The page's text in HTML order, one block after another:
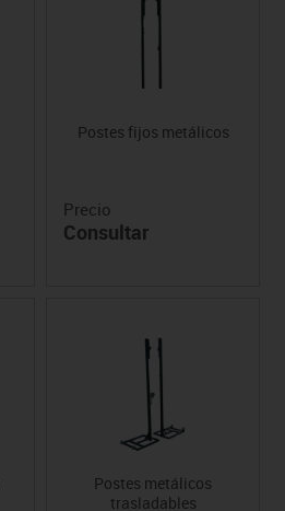
Postes fijos metálicos
Precio
Consultar
Postes metálicos
trasladables